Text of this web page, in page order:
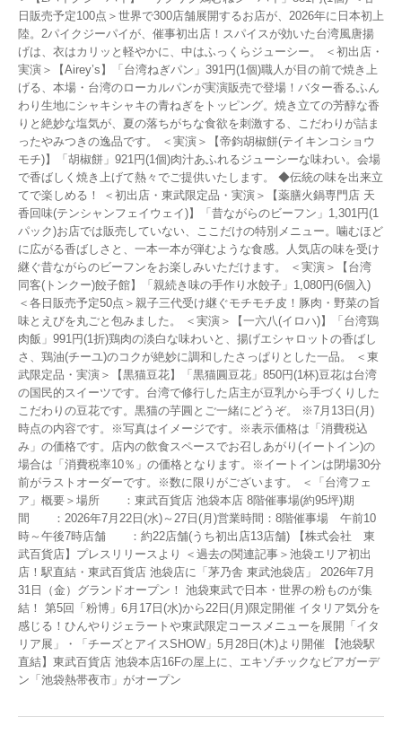
日販売予定100点＞世界で300店舗展開するお店が、2026年に日本初上
陸。2パイクジーパイが、催事初出店！スパイスが効いた台湾風唐揚
げは、衣はカリッと軽やかに、中はふっくらジューシー。 ＜初出店・
実演＞【Airey’s】「台湾ねぎパン」391円(1個)職人が目の前で焼き上
げる、本場・台湾のローカルパンが実演販売で登場！バター香るふん
わり生地にシャキシャキの青ねぎをトッピング。焼き立ての芳醇な香
りと絶妙な塩気が、夏の落ちがちな食欲を刺激する、こだわりが詰ま
ったやみつきの逸品です。 ＜実演＞【帝鈞胡椒餅(テイキンコショウ
モチ)】「胡椒餅」921円(1個)肉汁あふれるジューシーな味わい。会場
で香ばしく焼き上げて熱々でご提供いたします。 ◆伝統の味を出来立
てで楽しめる！ ＜初出店・東武限定品・実演＞【薬膳火鍋専門店 天
香回味(テンシャンフェイウェイ)】「昔ながらのビーフン」1,301円(1
パック)お店では販売していない、ここだけの特別メニュー。噛むほど
に広がる香ばしさと、一本一本が弾むような食感。人気店の味を受け
継ぐ昔ながらのビーフンをお楽しみいただけます。 ＜実演＞【台湾
同客(トンクー)餃子館】「親続き味の手作り水餃子」1,080円(6個入)
＜各日販売予定50点＞親子三代受け継ぐモチモチ皮！豚肉・野菜の旨
味とえびを丸ごと包みました。 ＜実演＞【一六八(イロハ)】「台湾鶏
肉飯」991円(1折)鶏肉の淡白な味わいと、揚げエシャロットの香ばし
さ、鶏油(チーユ)のコクが絶妙に調和したさっぱりとした一品。 ＜東
武限定品・実演＞【黒猫豆花】「黒猫圓豆花」850円(1杯)豆花は台湾
の国民的スイーツです。台湾で修行した店主が豆乳から手づくりした
こだわりの豆花です。黒猫の芋圓とご一緒にどうぞ。 ※7月13日(月)
時点の内容です。※写真はイメージです。※表示価格は「消費税込
み」の価格です。店内の飲食スペースでお召しあがり(イートイン)の
場合は「消費税率10％」の価格となります。※イートインは閉場30分
前がラストオーダーです。※数に限りがございます。 ＜「台湾フェ
ア」概要＞場所 ：東武百貨店 池袋本店 8階催事場(約95坪)期
間 ：2026年7月22日(水)～27日(月)営業時間：8階催事場 午前10
時～午後7時店舗 ：約22店舗(うち初出店13店舗) 【株式会社 東
武百貨店】プレスリリースより ＜過去の関連記事＞池袋エリア初出
店！駅直結・東武百貨店 池袋店に「茅乃舎 東武池袋店」 2026年7月
31日（金）グランドオープン！ 池袋東武で日本・世界の粉ものが集
結！ 第5回「粉博」6月17日(水)から22日(月)限定開催 イタリア気分を
感じる！ひんやりジェラートや東武限定コースメニューを展開「イタ
リア展」・「チーズとアイスSHOW」5月28日(木)より開催 【池袋駅
直結】東武百貨店 池袋本店16Fの屋上に、エキゾチックなビアガーデ
ン「池袋熱帯夜市」がオープン